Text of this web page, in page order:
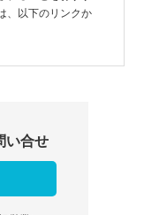
、以下のリンクか
い合せ